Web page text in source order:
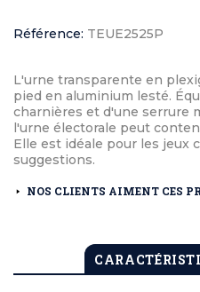
Référence: TEUE2525P
L'urne transparente en
pied en aluminium lesté.
charnières et d'une serrure
l'urne électorale peut
Elle est idéale pour les jeux
suggestions.
NOS CLIENTS AIMENT CES